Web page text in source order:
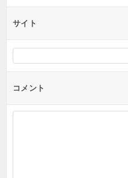
サイト
コメント